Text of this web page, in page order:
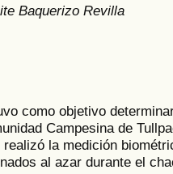
Baquerizo Revilla
como objetivo
Campesina de
la medición
al azar durante el